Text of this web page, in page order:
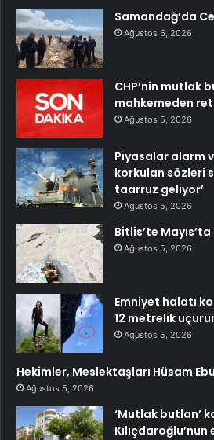
Samandağ’da
Ağustos 6, 2026
CHP’nin mutlak
mahkemeden ret
Ağustos 5, 2026
Piyasalar alarm
korkulan sözleri
taarruz geliyor’
Ağustos 5, 2026
Bitlis’te
Ağustos 5, 2026
Emniyet halatı
12 metrelik
Ağustos 5, 2026
Hekimler, Meslektaşları Hüsam
Ağustos 5, 2026
‘Mutlak butlan’